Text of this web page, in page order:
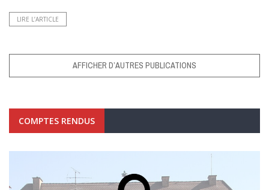
LIRE L’ARTICLE
AFFICHER D’AUTRES PUBLICATIONS
COMPTES RENDUS